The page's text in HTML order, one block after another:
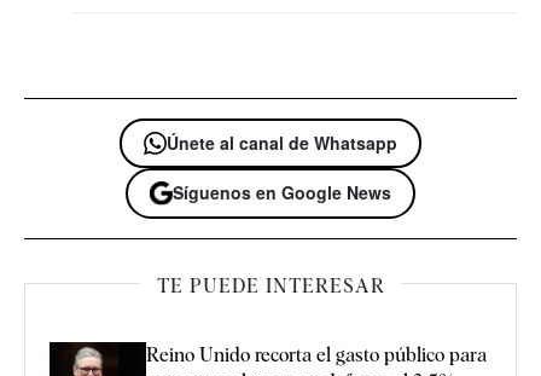
Únete al canal de Whatsapp
Síguenos en Google News
TE PUEDE INTERESAR
Reino Unido recorta el gasto público para